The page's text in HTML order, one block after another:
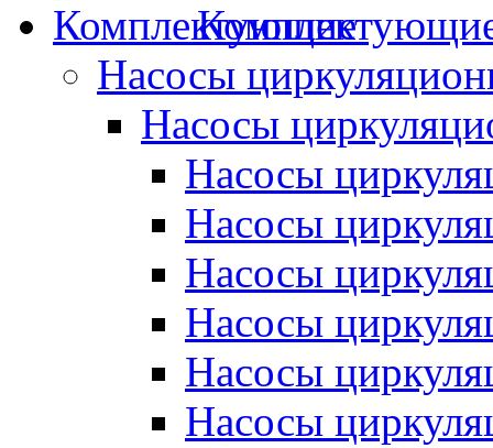
Насосы
Насосы
Насосы
Насосы
Насосы
Насосы
Насосы
Насосы